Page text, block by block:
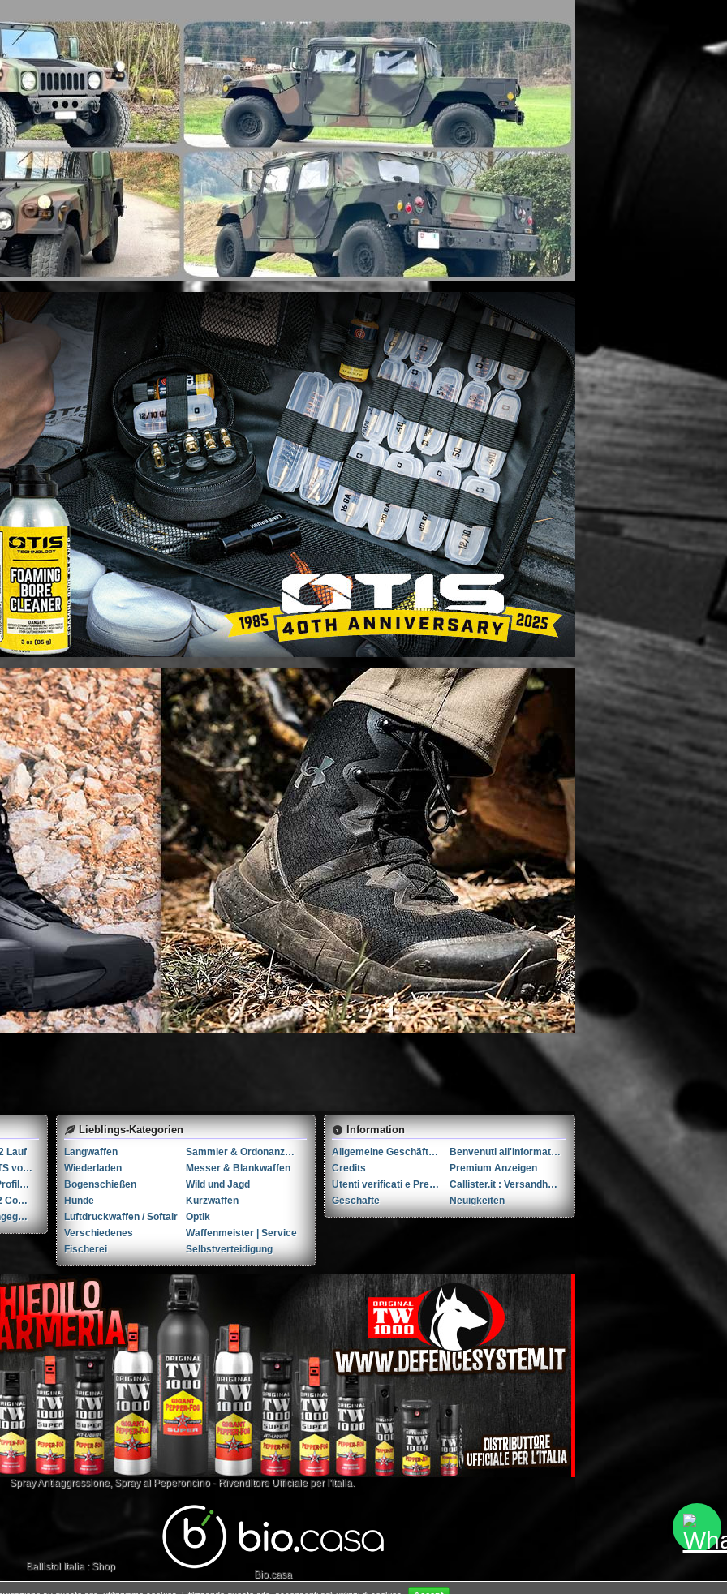
Lauf
1911 REAR SIGHTS von NOVAK
Dlg Tactical Low Profile Folding Visier-Set // NEU in der Verpackung
Crye Precision G2 Combat Pants (30R)
...Andere-Nicht angegeben Liège cal. 12 12
Lieblings-Kategorien
Langwaffen
Sammler & Ordonanzwaffen
Wiederladen
Messer & Blankwaffen
Bogenschießen
Wild und Jagd
Hunde
Kurzwaffen
Luftdruckwaffen / Softair
Optik
Verschiedenes
Waffenmeister | Service
Fischerei
Selbstverteidigung
Information
Allgemeine Geschäftsbedingungen (AGB)s
Benvenuti all'Informativa sulla Privacy
Credits
Premium Anzeigen
Utenti verificati e Premium
Callister.it : Versandhandel seit 2002
Geschäfte
Neuigkeiten
Spray Antiaggressione, Spray al Peperoncino- Rivenditore Ufficiale per l'Italia.
Ballistol Italia : Shop
Bio.casa